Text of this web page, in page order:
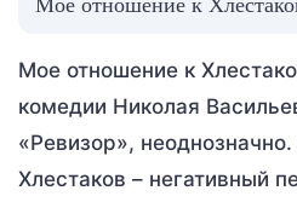
Мое отношение к
Мое отношение к
комедии Николая
«Ревизор»,
Хлестаков – негативный